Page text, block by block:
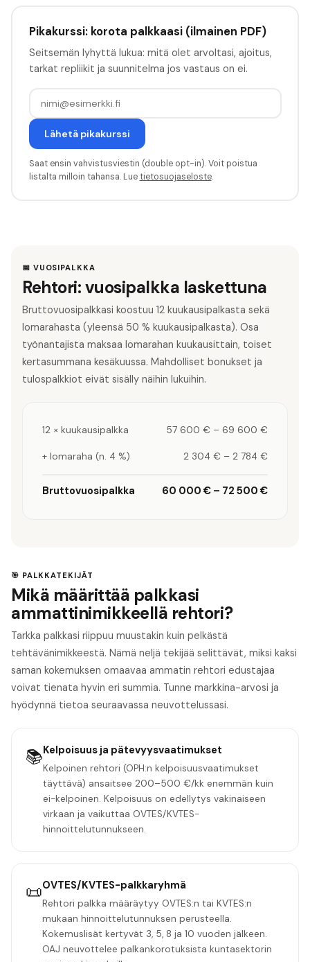
Pikakurssi: korota palkkaasi (ilmainen PDF)
Seitsemän lyhyttä lukua: mitä olet arvoltasi, ajoitus,
tarkat repliikit ja suunnitelma jos vastaus on ei.
Lähetä pikakurssi
Saat ensin vahvistusviestin (double opt-in). Voit poistua
listalta milloin tahansa. Luetietosuojaseloste.
📅 VUOSIPALKKA
Rehtori: vuosipalkka laskettuna
Bruttovuosipalkkasi koostuu 12 kuukausipalkasta sekä
lomarahasta (yleensä 50 % kuukausipalkasta). Osa
työnantajista maksaa lomarahan kuukausittain, toiset
kertasummana kesäkuussa. Mahdolliset bonukset ja
tulospalkkiot eivät sisälly näihin lukuihin.
12 × kuukausipalkka 57 600 € – 69 600 €
+ lomaraha (n. 4 %) 2 304 € – 2 784 €
Bruttovuosipalkka 60 000 € – 72 500 €
🎯 PALKKATEKIJÄT
Mikä määrittää palkkasi
ammattinimikkeellä rehtori?
Tarkka palkkasi riippuu muustakin kuin pelkästä
tehtävänimikkeestä. Nämä neljä tekijää selittävät, miksi kaksi
saman kokemuksen omaavaa ammatin rehtori edustajaa
voivat tienata hyvin eri summia. Tunne markkina-arvosi ja
hyödynnä tietoa seuraavassa neuvottelussasi.
📚Kelpoisuus ja pätevyysvaatimukset
Kelpoinen rehtori (OPH:n kelpoisuusvaatimukset
täyttävä) ansaitsee 200–500 €/kk enemmän kuin
ei-kelpoinen. Kelpoisuus on edellytys vakinaiseen
virkaan ja vaikuttaa OVTES/KVTES-
hinnoittelutunnukseen.
📜OVTES/KVTES-palkkaryhmä
Rehtori palkka määräytyy OVTES:n tai KVTES:n
mukaan hinnoittelutunnuksen perusteella.
Kokemuslisät kertyvät 3, 5, 8 ja 10 vuoden jälkeen.
OAJ neuvottelee palkankorotuksista kuntasektorin